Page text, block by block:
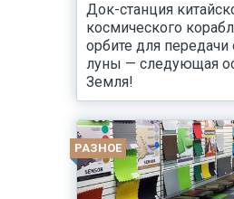
Док-станция
космического
орбите для передачи
луны — следующая
Земля!
РАЗНОЕ